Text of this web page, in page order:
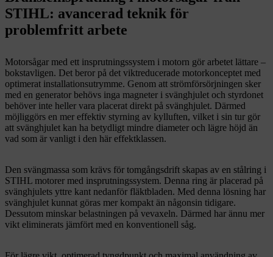
STIHL: avancerad teknik för
problemfritt arbete
Motorsågar med ett insprutningssystem i motorn gör arbetet lättare –
bokstavligen. Det beror på det viktreducerade motorkonceptet med
optimerat installationsutrymme. Genom att strömförsörjningen sker
med en generator behövs inga magneter i svänghjulet och styrdonet
behöver inte heller vara placerat direkt på svänghjulet. Därmed
möjliggörs en mer effektiv styrning av kylluften, vilket i sin tur gör
att svänghjulet kan ha betydligt mindre diameter och lägre höjd än
vad som är vanligt i den här effektklassen.
Den svängmassa som krävs för tomgångsdrift skapas av en stålring i
STIHL motorer med insprutningssystem. Denna ring är placerad på
svänghjulets yttre kant nedanför fläktbladen. Med denna lösning har
svänghjulet kunnat göras mer kompakt än någonsin tidigare.
Dessutom minskar belastningen på vevaxeln. Därmed har ännu mer
vikt eliminerats jämfört med en konventionell såg.